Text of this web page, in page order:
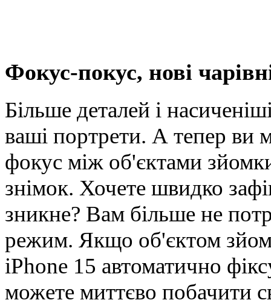
Фокус-покус, нові
Більше деталей і
ваші портрети. А тепер ви
фокус між об'єктами
знімок. Хочете швидко
зникне? Вам більше не
режим. Якщо об'єктом
iPhone 15 автоматично
можете миттєво побачити